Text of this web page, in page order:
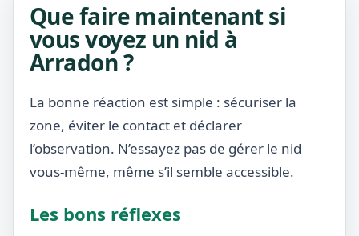
Que faire maintenant si
vous voyez un nid à
Arradon ?
La bonne réaction est simple : sécuriser la
zone, éviter le contact et déclarer
l’observation. N’essayez pas de gérer le nid
vous-même, même s’il semble accessible.
Les bons réflexes